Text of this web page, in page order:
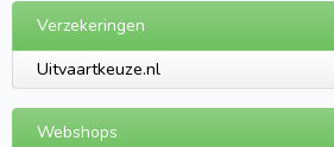
Verzekeringen
Uitvaartkeuze.nl
Webshops